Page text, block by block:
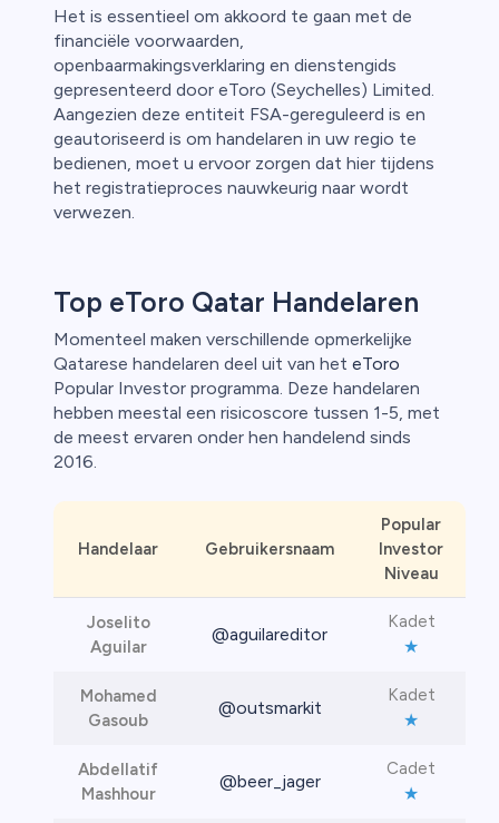
Het is essentieel om akkoord te gaan met de
financiële voorwaarden,
openbaarmakingsverklaring en dienstengids
gepresenteerd door eToro (Seychelles) Limited.
Aangezien deze entiteit FSA-gereguleerd is en
geautoriseerd is om handelaren in uw regio te
bedienen, moet u ervoor zorgen dat hier tijdens
het registratieproces nauwkeurig naar wordt
verwezen.
Top eToro Qatar Handelaren
Momenteel maken verschillende opmerkelijke
Qatarese handelaren deel uit van het eToro
Popular Investor programma. Deze handelaren
hebben meestal een risicoscore tussen 1-5, met
de meest ervaren onder hen handelend sinds
2016.
Handelaar Gebruikersnaam
Popular
Investor
Niveau
Joselito
Aguilar
@aguilareditor
Kadet
★
Mohamed
Gasoub
@outsmarkit
Kadet
★
Abdellatif
Mashhour
@beer_jager
Cadet
★